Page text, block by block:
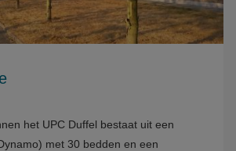
het UPC Duffel bestaat uit een
met 30 bedden en een